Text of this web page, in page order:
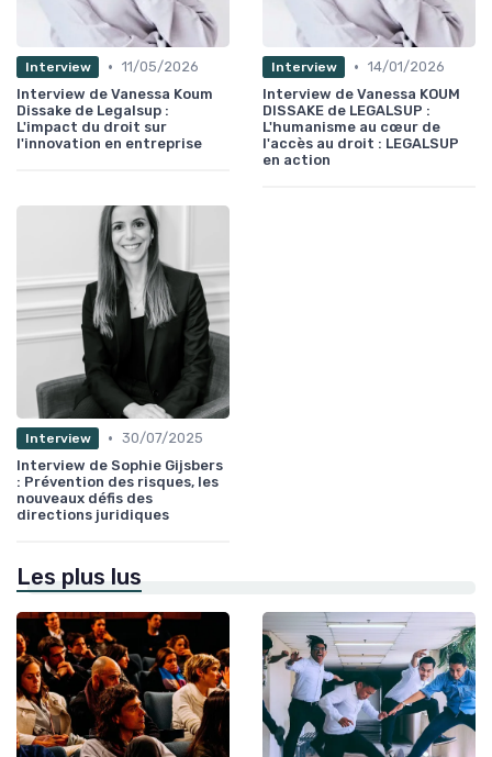
Interview • 11/05/2026
Interview de Vanessa Koum
Dissake de Legalsup :
L'impact du droit sur
l'innovation en entreprise
Interview • 14/01/2026
Interview de Vanessa KOUM
DISSAKE de LEGALSUP :
L'humanisme au cœur de
l'accès au droit : LEGALSUP
en action
Interview • 30/07/2025
Interview de Sophie Gijsbers
: Prévention des risques, les
nouveaux défis des
directions juridiques
Les plus lus